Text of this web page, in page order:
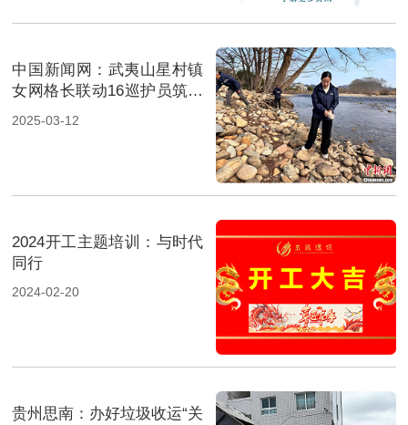
中国新闻网：武夷山星村镇
女网格长联动16巡护员筑牢
山水土地“防护网”
2025-03-12
2024开工主题培训：与时代
同行
2024-02-20
贵州思南：办好垃圾收运“关